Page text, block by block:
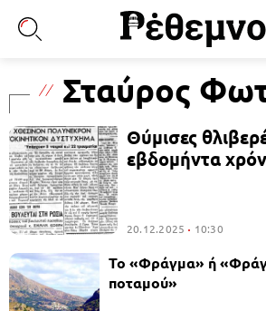
Σταύρος
Θύμισες
εβδομήντα
20.12.2025 10:30
Το «Φράγμα» ή
ποταμού»